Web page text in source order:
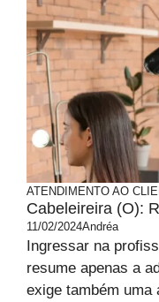
ATENDIMENTO AO
Cabeleireira (o):
11/02/2024Andréa
Ingressar na
resume apenas a
exige também uma